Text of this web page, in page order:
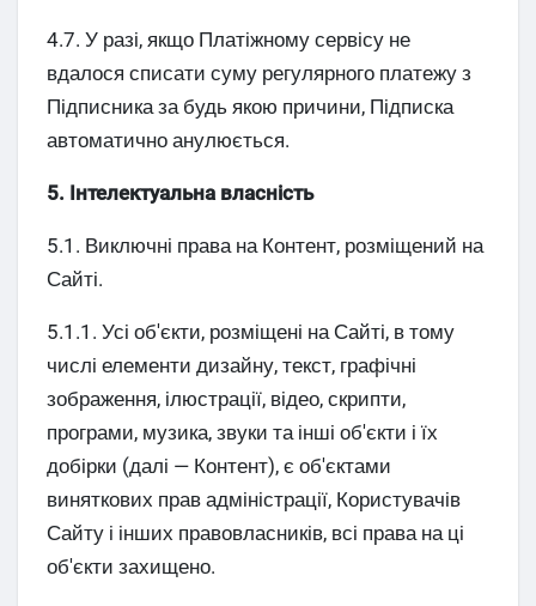
4.7. У разі, якщо Платіжному сервісу не
вдалося списати суму регулярного платежу з
Підписника за будь якою причини, Підписка
автоматично анулюється.
5. Інтелектуальна власність
5.1. Виключні права на Контент, розміщений на
Сайті.
5.1.1. Усі об'єкти, розміщені на Сайті, в тому
числі елементи дизайну, текст, графічні
зображення, ілюстрації, відео, скрипти,
програми, музика, звуки та інші об'єкти і їх
добірки (далі — Контент), є об'єктами
виняткових прав адміністрації, Користувачів
Сайту і інших правовласників, всі права на ці
об'єкти захищено.